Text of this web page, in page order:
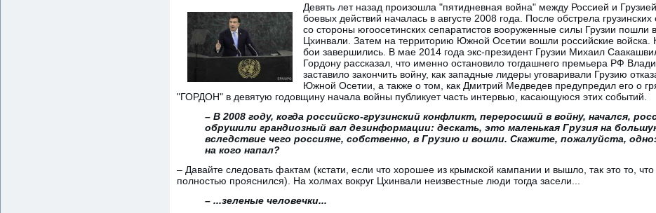
Девять лет назад произошла "пятидневная война" между Россией и
боевых действий началась в августе 2008 года. После обстрела грузинских
со стороны югоосетинских сепаратистов вооруженные силы Грузии пошли
Цхинвали. Затем на территорию Южной Осетии вошли российские войска.
бои завершились. В мае 2014 года экс-президент Грузии Михаил
Гордону рассказал, что именно остановило тогдашнего премьера РФ
заставило закончить войну, как западные лидеры уговаривали Грузию
Южной Осетии, а также о том, как Дмитрий Медведев предупредил его о
"ГОРДОН" в девятую годовщину начала войны публикует часть интервью, касающуюся этих событий.
– В 2008 году, когда российско-грузинский конфликт, переросший в войну, начался,
обрушили грандиозный вал дезинформации: дескать, это маленькая Грузия на
вследствие чего россияне, собственно, в Грузию и вошли. Скажите, пожалуйста,
на кого напал?
– Давайте следовать фактам (кстати, если что хорошее из крымской кампании и вышло, так это то,
полностью прояснился). На холмах вокруг Цхинвали неизвестные люди тогда засели...
– ...зеленые человечки...